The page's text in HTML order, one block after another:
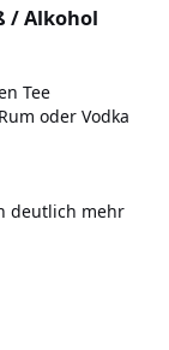
/ Alkohol
Tee
oder Vodka
deutlich mehr